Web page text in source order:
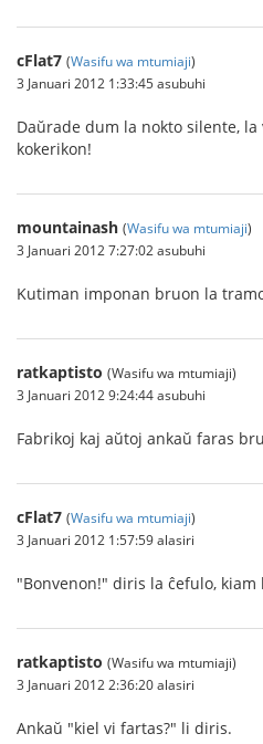
cFlat7 (Wasifu wa mtumiaji)
3 Januari 2012 1:33:45 asubuhi
Daŭrade dum la nokto silente,
kokerikon!
mountainash (Wasifu wa mtumiaji)
3 Januari 2012 7:27:02 asubuhi
Kutiman imponan bruon la
ratkaptisto (Wasifu wa mtumiaji)
3 Januari 2012 9:24:44 asubuhi
Fabrikoj kaj aŭtoj ankaŭ faras
cFlat7 (Wasifu wa mtumiaji)
3 Januari 2012 1:57:59 alasiri
"Bonvenon!" diris la ĉefulo,
ratkaptisto (Wasifu wa mtumiaji)
3 Januari 2012 2:36:20 alasiri
Ankaŭ "kiel vi fartas?" li diris.